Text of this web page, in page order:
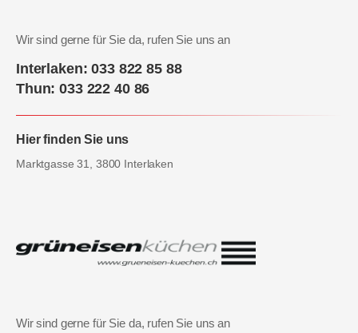
Wir sind gerne für Sie da, rufen Sie uns an
Interlaken: 033 822 85 88
Thun: 033 222 40 86
Hier finden Sie uns
Marktgasse 31, 3800 Interlaken
Wir sind gerne für Sie da, rufen Sie uns an